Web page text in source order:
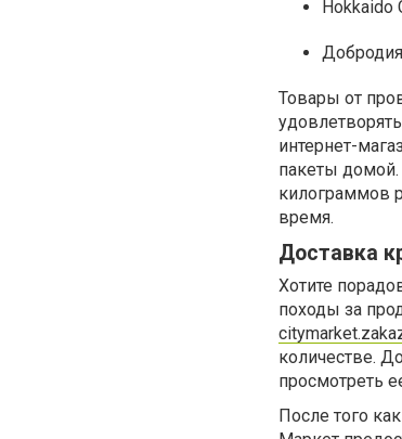
Hokkaido
Товары от
интернет-
пакеты домой.
килограммов
время.
Доставка
Хотите
походы за
количестве.
просмотреть
После того